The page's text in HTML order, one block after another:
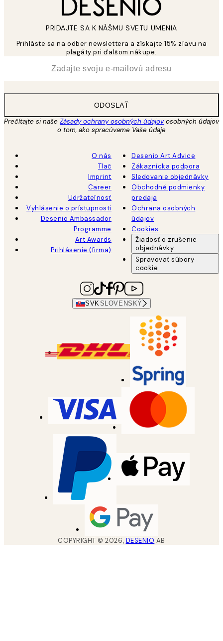
PRIDAJTE SA K NÁŠMU SVETU UMENIA
Prihláste sa na odber newslettera a získajte 15% zľavu na
plagáty pri ďalšom nákupe.
ODOSLAŤ
Prečítajte si naše Zásady ochrany osobných údajovosobných údajov
o tom, ako spracúvame Vaše údaje
O nás
Tlač
Imprint
Career
Udržateľnosť
Vyhlásenie o prístupnosti
Desenio Ambassador
Programme
Art Awards
Prihlásenie (firma)
Desenio Art Advice
Zákaznícka podpora
Sledovanie objednávky
Obchodné podmienky
predaja
Ochrana osobných
údajov
Cookies
Žiadosť o zrušenie
objednávky
Spravovať súbory
cookie
SVK SLOVENSKÝ
COPYRIGHT ©2026, DESENIO AB